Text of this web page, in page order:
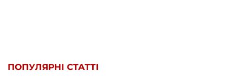
ПОПУЛЯРНІ СТАТТІ